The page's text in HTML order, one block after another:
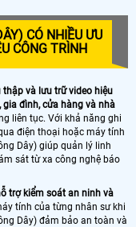
CÓ NHIỀU ƯU
CÔNG TRÌNH
và lưu trữ video hiệu
đình, cửa hàng và nhà
liên tục. Với khả năng ghi
điện thoại hoặc máy tính
Dây) giúp quản lý linh
sát từ xa công nghệ báo
trợ kiểm soát an ninh và
tính của từng nhân sư khi
Dây) đảm bảo an toàn và